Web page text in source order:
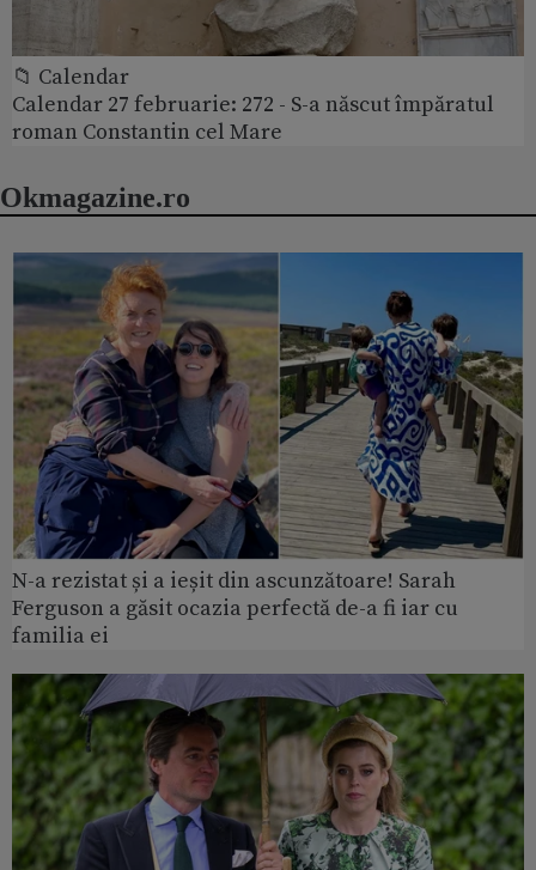
📁 Calendar
Calendar 27 februarie: 272 - S-a născut împăratul
roman Constantin cel Mare
Okmagazine.ro
N-a rezistat și a ieșit din ascunzătoare! Sarah
Ferguson a găsit ocazia perfectă de-a fi iar cu
familia ei